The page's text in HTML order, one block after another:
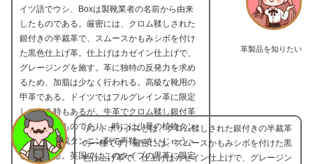
革製品を知りたい
イツ語でウシ、Boxは製靴業者の名前から由来
したものである。厳密には、クロム鞣しされた
銀付きの半裁革で、スムースかもみシボを付け
た黒色仕上げ革。仕上げはカゼイン仕上げで、
グレージングを施す。革に独特の反発力を求め
るため、加脂は少なく行われる。高級な靴用の
甲革である。ドイツではフルグレイン革に限定
している時もあるが、牛革でクロム鞣し銀付革
の代表的なものであり、時には少量の植物タン
ニン剤や合成タンニン剤で再鞣＜さいじゅう＞
されている。英国ではこのタイプの黒革に限定
リンドボックスとは、クロム鞣しされた銀付きの半裁革
の一種です。厳密には、スムースかもみシボを付けた黒
色仕上げ革で、仕上げはカゼイン仕上げで、グレージン